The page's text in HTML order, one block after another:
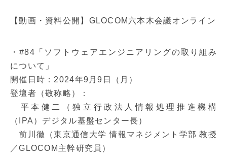
【動画・資料公開】GLOCOM六本木会議オンライン
・#84「ソフトウェアエンジニアリングの取り組み
について」
開催日時：2024年9月9日（月）
登壇者（敬称略）：
平本健二（独立行政法人情報処理推進機構
（IPA）デジタル基盤センター長）
前川徹（東京通信大学 情報マネジメント学部 教授
／GLOCOM主幹研究員）